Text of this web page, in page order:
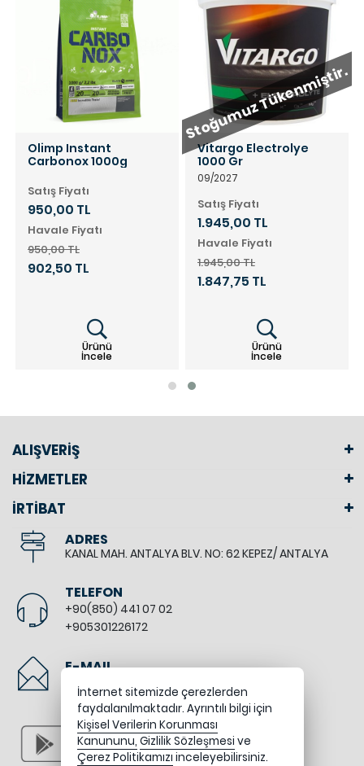
Olimp Instant
Carbonox 1000g
Satış Fiyatı
950,00 TL
Havale Fiyatı
950,00 TL
902,50 TL
Ürünü
İncele
Stoğumuz Tükenmiştir.
Vitargo Electrolye
1000 Gr
09/2027
Satış Fiyatı
1.945,00 TL
Havale Fiyatı
1.945,00 TL
1.847,75 TL
Ürünü
İncele
ALIŞVERİŞ
HİZMETLER
İRTİBAT
ADRES
KANAL MAH. ANTALYA BLV. NO: 62 KEPEZ/ ANTALYA
TELEFON
+90(850) 441 07 02
+905301226172
E-MAIL
İnternet sitemizde çerezlerden
faydalanılmaktadır. Ayrıntılı bilgi için
Kişisel Verilerin Korunması
Kanununu, Gizlilik Sözleşmesi ve
Çerez Politikamızı inceleyebilirsiniz.